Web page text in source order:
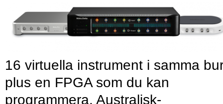
16 virtuella instrument i samma
plus en FPGA som du kan
programmera. Australisk-